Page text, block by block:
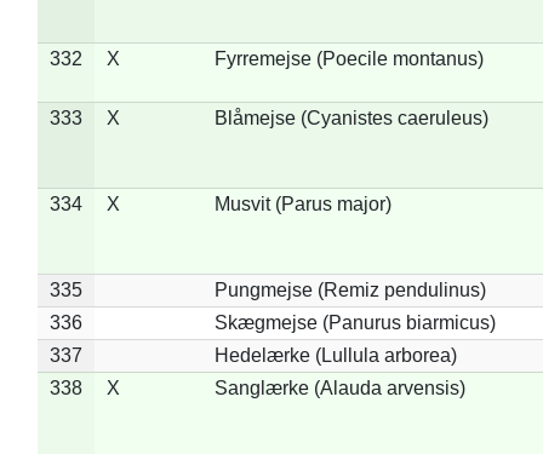
332 X Fyrremejse (Poecile montanus)
333 X Blåmejse (Cyanistes caeruleus)
334 X Musvit (Parus major)
335
Pungmejse (Remiz pendulinus)
336
Skægmejse (Panurus biarmicus)
337
Hedelærke (Lullula arborea)
338
X Sanglærke (Alauda arvensis)